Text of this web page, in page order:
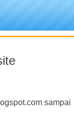
sampai